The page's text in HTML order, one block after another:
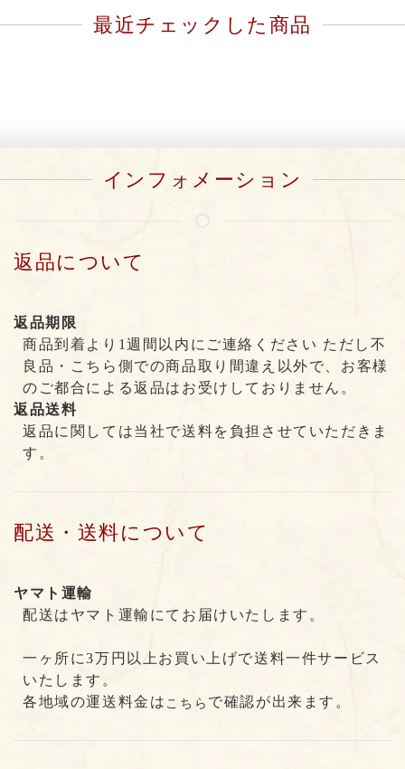
最近チェックした商品
インフォメーション
返品について
返品期限
商品到着より1週間以内にご連絡ください ただし不
良品・こちら側での商品取り間違え以外で、お客様
のご都合による返品はお受けしておりません。
返品送料
返品に関しては当社で送料を負担させていただきま
す。
配送・送料について
ヤマト運輸
配送はヤマト運輸にてお届けいたします。
一ヶ所に3万円以上お買い上げで送料一件サービス
いたします。
各地域の運送料金は こちら で確認が出来ます。